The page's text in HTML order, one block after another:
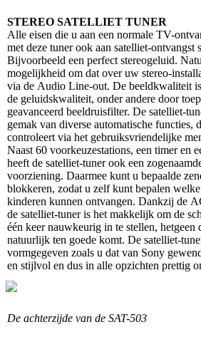
STEREO SATELLIET TUNER
Alle eisen die u aan een normale TV-
met deze tuner ook aan satelliet-ontvangst
Bijvoorbeeld een perfect stereogeluid.
mogelijkheid om dat over uw stereo-
via de Audio Line-out. De beeldkwaliteit
de geluidskwaliteit, onder andere door
geavanceerd beeldruisfilter. De satelliet-
gemak van diverse automatische functies,
controleert via het gebruiksvriendelijke
Naast 60 voorkeuzestations, een timer en
heeft de satelliet-tuner ook een
voorziening. Daarmee kunt u bepaalde
blokkeren, zodat u zelf kunt bepalen
kinderen kunnen ontvangen. Dankzij de
de satelliet-tuner is het makkelijk om de
één keer nauwkeurig in te stellen, hetgeen
natuurlijk ten goede komt. De satelliet-
vormgegeven zoals u dat van Sony
en stijlvol en dus in alle opzichten prettig
De achterzijde van de SAT-503